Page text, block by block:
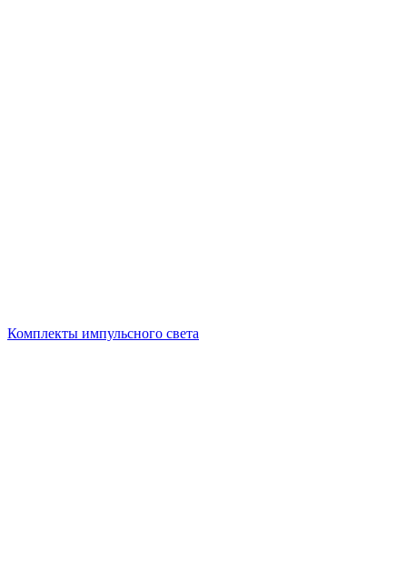
Комплекты импульсного света